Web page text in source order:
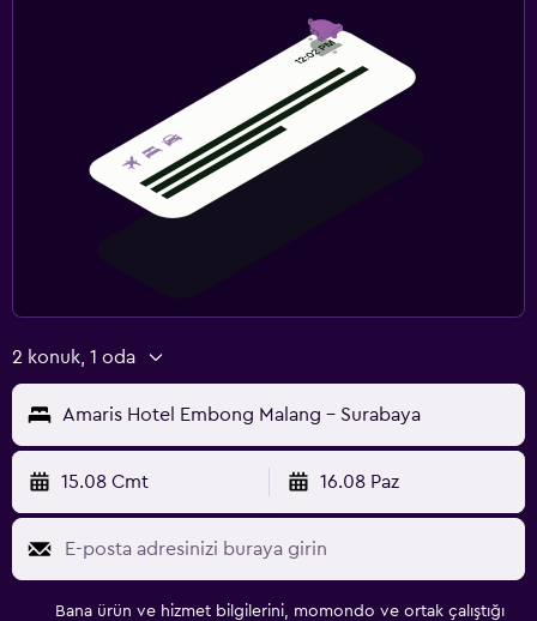
2 konuk, 1 oda
Amaris Hotel Embong Malang - Surabaya
15.08 Cmt 16.08 Paz
Bana ürün ve hizmet bilgilerini, momondo ve ortak çalıştığı